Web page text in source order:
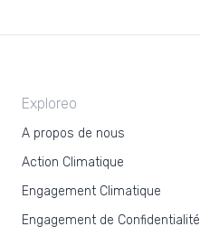
Exploreo
A propos de nous
Action Climatique
Engagement Climatique
Engagement de Confidentialité